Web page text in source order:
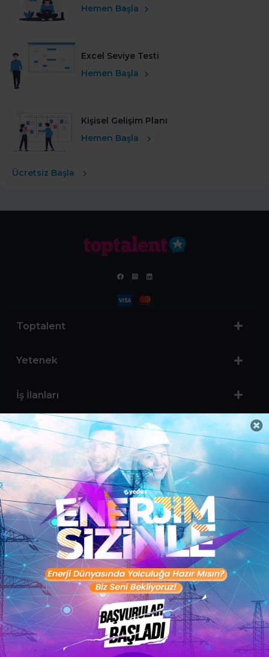
Hemen Başla
Excel Seviye Testi
Hemen Başla
Kişisel Gelişim Planı
Hemen Başla
Ücretsiz Başla
Toptalent
Yetenek
İş İlanları
Sertifika Programları
Yetenek Testleri
İşveren
Toptalent Marka ve İnsan Kaynakları Danışmanlığı Limited Şirketi Özel İstihdam Bürosu
Olarak 11 / 11 / 2024 - 10 / 11 / 2027 tarihleri arasında faaliyette bulunmak üzere, Türkiye İş
Kurumu tarafından 05.11.2024 tarih ve 16998526 sayılı karar uyarınca 1251 nolu belge ile faaliyet
göstermektedir.Toptalent İş İlanları için tıklayın. 4904 sayılı kanun uyarınca iş arayanlardan
ücret alınmayacak ve menfaat temin edilmeyecektir.
Türkiye İş Kurumu İstanbul İl Müdürlüğü: 0 212 249 29 87 | Türkiye iş Kurumu İstanbul Çalışma
ve İş Kurumu Bahçelievler Hizmet Merkezi